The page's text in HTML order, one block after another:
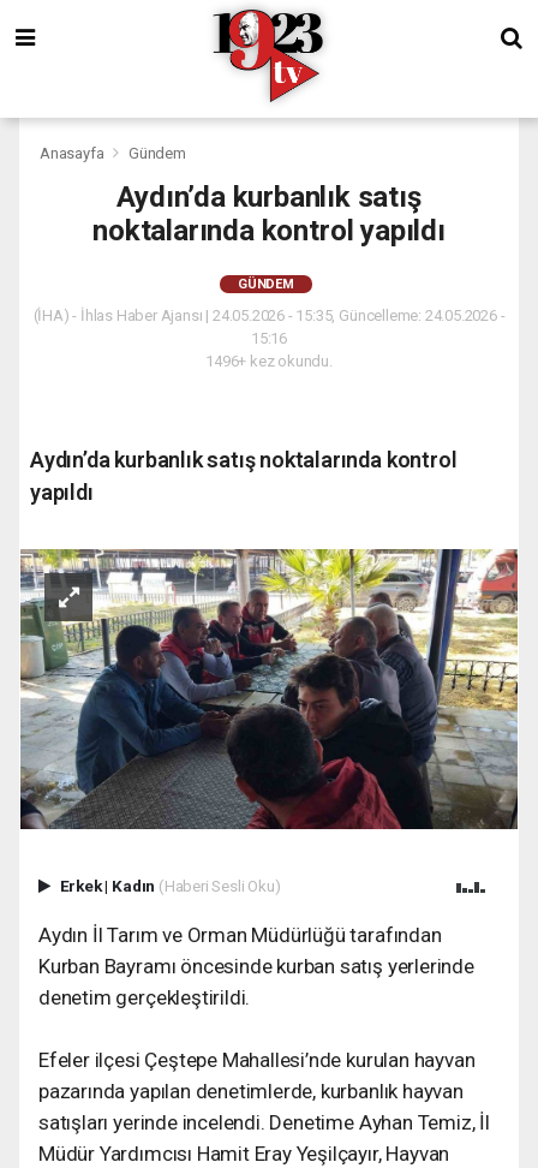
Anasayfa Gündem
Aydın’da kurbanlık satış
noktalarında kontrol yapıldı
GÜNDEM
(İHA) - İhlas Haber Ajansı | 24.05.2026 - 15:35, Güncelleme: 24.05.2026 -
15:16
1496+ kez okundu.
Aydın’da kurbanlık satış noktalarında kontrol
yapıldı
Erkek| Kadın (Haberi Sesli Oku)
Aydın İl Tarım ve Orman Müdürlüğü tarafından
Kurban Bayramı öncesinde kurban satış yerlerinde
denetim gerçekleştirildi.
Efeler ilçesi Çeştepe Mahallesi’nde kurulan hayvan
pazarında yapılan denetimlerde, kurbanlık hayvan
satışları yerinde incelendi. Denetime Ayhan Temiz, İl
Müdür Yardımcısı Hamit Eray Yeşilçayır, Hayvan